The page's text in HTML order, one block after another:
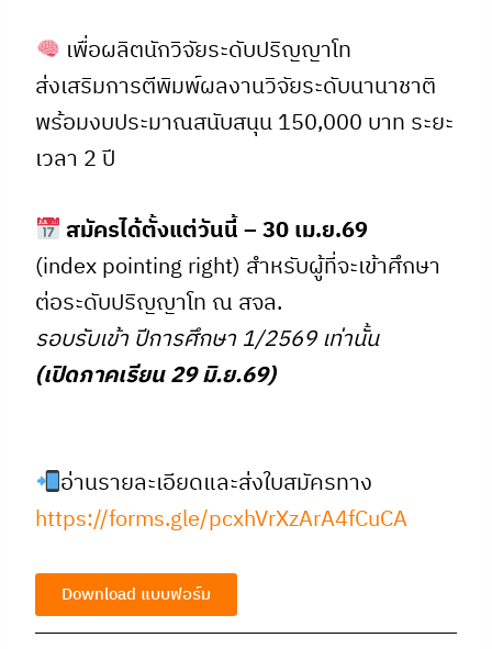
เพื่อผลิตนักวิจัยระดับปริญญาโท
ส่งเสริมการตีพิมพ์ผลงานวิจัยระดับนานาชาติ
พร้อมงบประมาณสนับสนุน 150,000 บาท ระยะ
เวลา 2 ปี
สมัครได้ตั้งแต่วันนี้ – 30 เม.ย.69
(index pointing right) สำหรับผู้ที่จะเข้าศึกษา
ต่อระดับปริญญาโท ณ สจล.
รอบรับเข้า ปีการศึกษา 1/2569 เท่านั้น
(เปิดภาคเรียน 29 มิ.ย.69)
อ่านรายละเอียดและส่งใบสมัครทาง
https://forms.gle/pcxhVrXzArA4fCuCA
Download แบบฟอร์ม